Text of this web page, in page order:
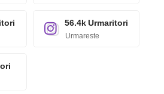
56.4k Urmaritori
Urmareste